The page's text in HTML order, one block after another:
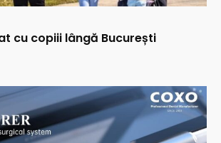
cu copiii lângă București